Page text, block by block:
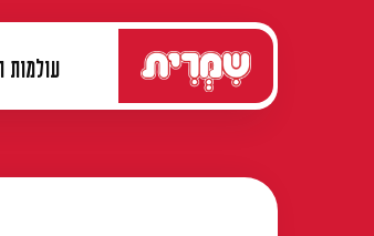
ניווט ראשי עולמות